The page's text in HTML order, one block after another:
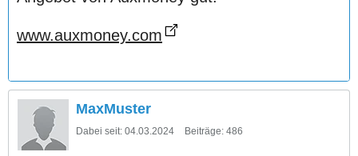
www.auxmoney.com
MaxMuster
Dabei seit: 04.03.2024 Beiträge: 486